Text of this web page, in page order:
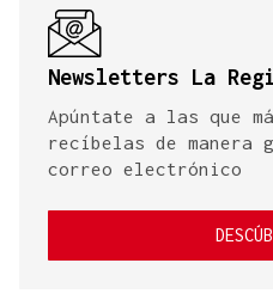
Newsletters La
Apúntate a las que
recíbelas de manera
correo electrónico